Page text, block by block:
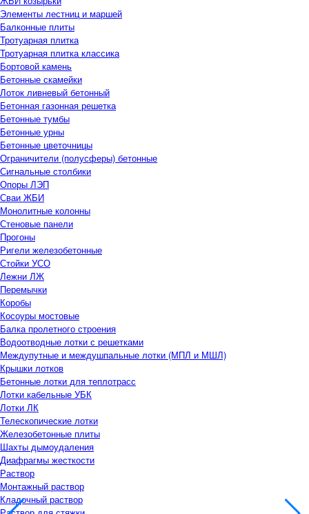
Элементы лестниц и маршей
Балконные плиты
Тротуарная плитка
Тротуарная плитка классика
Бортовой камень
Бетонные скамейки
Лоток ливневый бетонный
Бетонная газонная решетка
Бетонные тумбы
Бетонные урны
Бетонные цветочницы
Ограничители (полусферы) бетонные
Сигнальные столбики
Опоры ЛЭП
Сваи ЖБИ
Монолитные колонны
Стеновые панели
Прогоны
Ригели железобетонные
Стойки УСО
Лежни ЛЖ
Перемычки
Коробы
Косоуры мостовые
Балка пролетного строения
Водоотводные лотки с решетками
Междупутные и междушпальные лотки (МПЛ и МШЛ)
Крышки лотков
Бетонные лотки для теплотрасс
Лотки кабельные УБК
Лотки ЛК
Телескопические лотки
Железобетонные плиты
Шахты дымоудаления
Диафрагмы жесткости
Раствор
Монтажный раствор
Кладочный раствор